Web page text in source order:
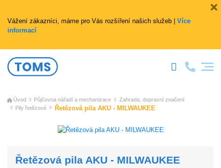
Vážení zákazníci, máme pro Vás rozšíření našich služeb | Více
informací
Úvod Půjčovna nářadí a mechanizace
Zahrada, dopravní značení
Pily řetězové
Řetězová pila AKU - MILWAUKEE
Řetězová pila AKU - MILWAUKEE